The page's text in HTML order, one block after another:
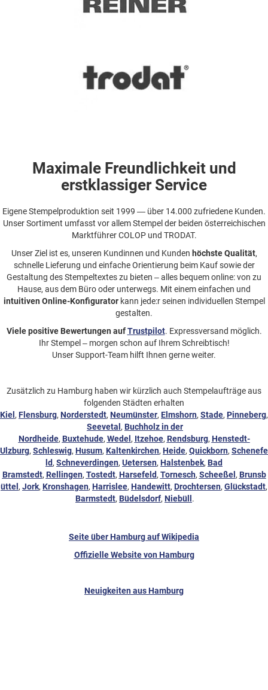
Maximale Freundlichkeit und
erstklassiger Service
Eigene Stempelproduktion seit 1999 — über 14.000 zufriedene Kunden.
Unser Sortiment umfasst vor allem Stempel der beiden österreichischen
Marktführer COLOP und TRODAT.
Unser Ziel ist es, unseren Kundinnen und Kunden höchste Qualität,
schnelle Lieferung und einfache Orientierung beim Kauf sowie der
Gestaltung des Stempeltextes zu bieten – alles bequem online: von zu
Hause, aus dem Büro oder unterwegs. Mit einem einfachen und
intuitiven Online-Konfiguratorkann jede:r seinen individuellen Stempel
gestalten.
Viele positive Bewertungen aufTrustpilot. Expressversand möglich.
Ihr Stempel – morgen schon auf Ihrem Schreibtisch!
Unser Support-Team hilft Ihnen gerne weiter.
Zusätzlich zu Hamburg haben wir kürzlich auch Stempelaufträge aus
folgenden Städten erhalten
Kiel , Flensburg, Norderstedt, Neumünster, Elmshorn, Stade, Pinneberg,
Seevetal , Buchholz in der
Nordheide, Buxtehude, Wedel , Itzehoe, Rendsburg, Henstedt-
Ulzburg, Schleswig, Husum, Kaltenkirchen, Heide, Quickborn, Schenefe
ld, Schneverdingen, Uetersen, Halstenbek, Bad
Bramstedt, Rellingen, Tostedt, Harsefeld, Tornesch, Scheeßel , Brunsb
üttel , Jork, Kronshagen, Harrislee, Handewitt, Drochtersen, Glückstadt,
Barmstedt, Büdelsdorf, Niebüll .
Seite über Hamburg auf Wikipedia
Offizielle Website von Hamburg
Neuigkeiten aus Hamburg